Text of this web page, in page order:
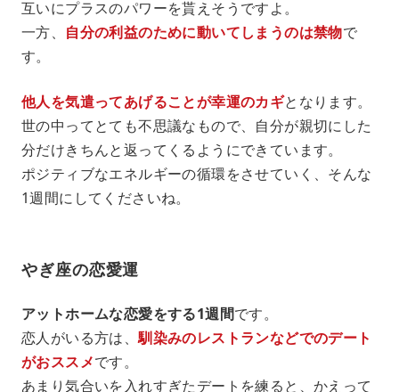
互いにプラスのパワーを貰えそうですよ。
一方、 自分の利益のために動いてしまうのは禁物で
す。
他人を気遣ってあげることが幸運のカギとなります。
世の中ってとても不思議なもので、自分が親切にした
分だけきちんと返ってくるようにできています。
ポジティブなエネルギーの循環をさせていく、そんな
1週間にしてくださいね。
やぎ座の恋愛運
アットホームな恋愛をする1週間です。
恋人がいる方は、馴染みのレストランなどでのデート
がおススメです。
あまり気合いを入れすぎたデートを練ると、かえって